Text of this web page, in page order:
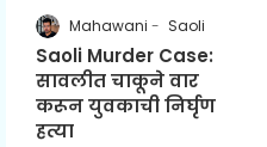
Mahawani Saoli
Saoli Murder Case:
सावलीत चाकूने वार
करून युवकाची निर्घृण
हत्या